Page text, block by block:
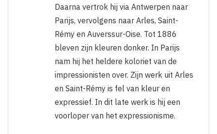
Daarna vertrok hij via Antwerpen naar
Parijs, vervolgens naar Arles, Saint-
Rémy en Auverssur-Oise. Tot 1886
bleven zijn kleuren donker. In Parijs
nam hij het heldere koloriet van de
impressionisten over. Zijn werk uit Arles
en Saint-Rémy is fel van kleur en
expressief. In dit late werk is hij een
voorloper van het expressionisme.